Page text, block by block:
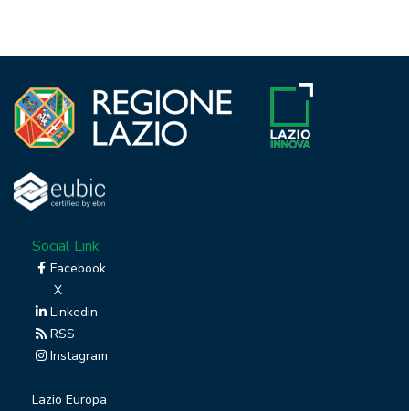
Social Link
Facebook
X
Linkedin
RSS
Instagram
Lazio Europa